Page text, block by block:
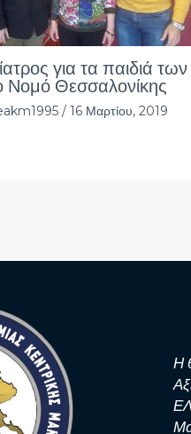
για τα παιδιά των
Νομό Θεσσαλονίκης
/ 16 Μαρτίου, 2019
Η